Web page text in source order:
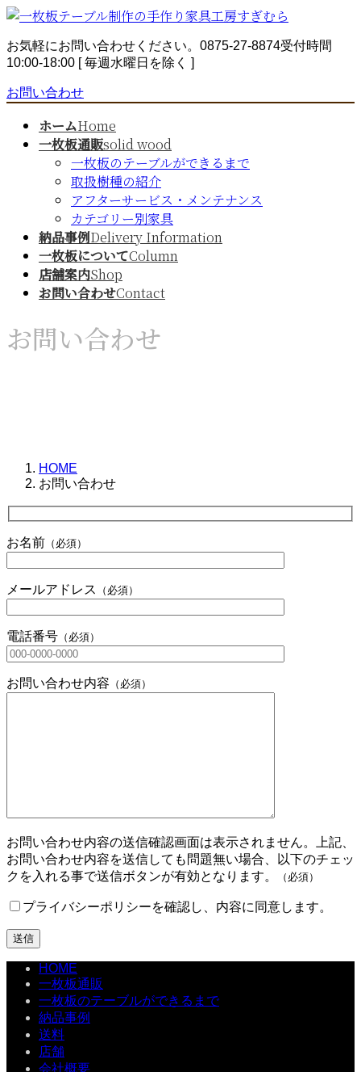
コ
テ
ン
へ
ナ
ゲ
ー
ョ
お気軽にお問い合わせください。 0875-27-8874受付時間
10:00-18:00 [ 毎週水曜日を除く ]
お問い合わせ
ホームHome
一枚板通販solid wood
一枚板のテーブルができるまで
取扱樹種の紹介
アフターサービス・メンテナンス
カテゴリー別家具
納品事例Delivery Information
一枚板についてColumn
店舗案内Shop
お問い合わせContact
お問い合わせ
HOME
お問い合わせ
お名前 （必須）
メールアドレス （必須）
電話番号 （必須）
お問い合わせ内容 （必須）
お問い合わせ内容の送信確認画面は表示されません。上記、
お問い合わせ内容を送信しても問題無い場合、以下のチェッ
クを入れる事で送信ボタンが有効となります。
（必須）
プライバシーポリシーを確認し、内容に同意します。
HOME
一枚板通販
一枚板のテーブルができるまで
納品事例
送料
店舗
会社概要